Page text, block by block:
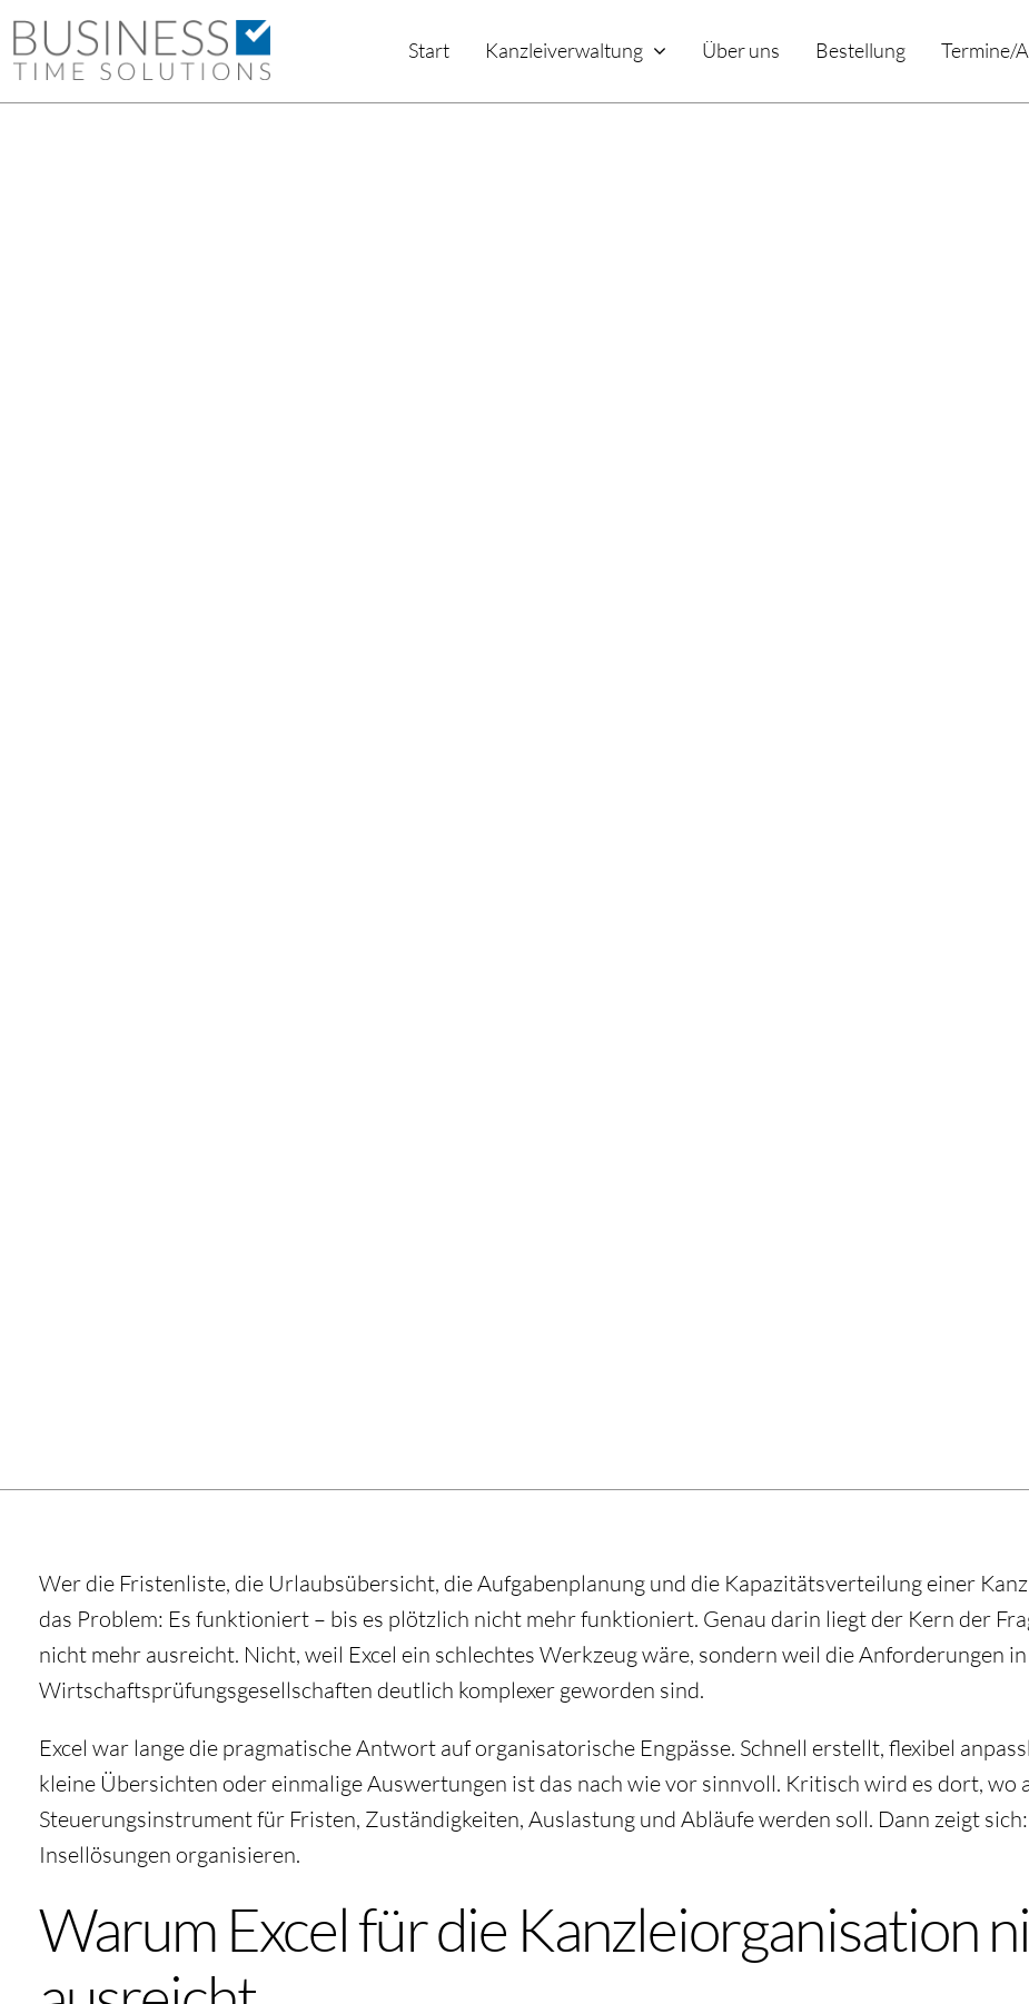
Zum
Inhalt
springen
Start Kanzleiverwaltung Über uns Bestellung Termine/
Wer die Fristenliste, die Urlaubsübersicht, die Aufgabenplanung und die Kapazitätsverteilung einer
das Problem: Es funktioniert – bis es plötzlich nicht mehr funktioniert. Genau darin liegt der Kern der
nicht mehr ausreicht. Nicht, weil Excel ein schlechtes Werkzeug wäre, sondern weil die Anforderungen
Wirtschaftsprüfungsgesellschaften deutlich komplexer geworden sind.
Excel war lange die pragmatische Antwort auf organisatorische Engpässe. Schnell erstellt, flexibel
kleine Übersichten oder einmalige Auswertungen ist das nach wie vor sinnvoll. Kritisch wird es dort, wo
Steuerungsinstrument für Fristen, Zuständigkeiten, Auslastung und Abläufe werden soll. Dann zeigt
Insellösungen organisieren.
Warum Excel für die Kanzleiorganisation